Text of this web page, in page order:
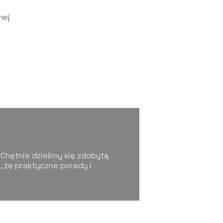
dzielimy się zdobytą
że praktyczne porady i